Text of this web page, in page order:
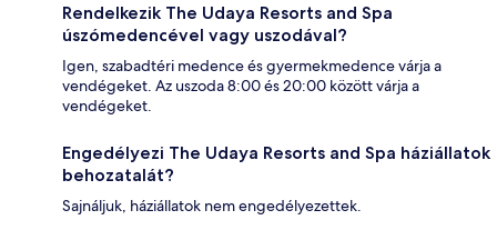
Rendelkezik The Udaya Resorts and Spa
úszómedencével vagy uszodával?
Igen, szabadtéri medence és gyermekmedence várja a
vendégeket. Az uszoda 8:00 és 20:00 között várja a
vendégeket.
Engedélyezi The Udaya Resorts and Spa háziállatok
behozatalát?
Sajnáljuk, háziállatok nem engedélyezettek.